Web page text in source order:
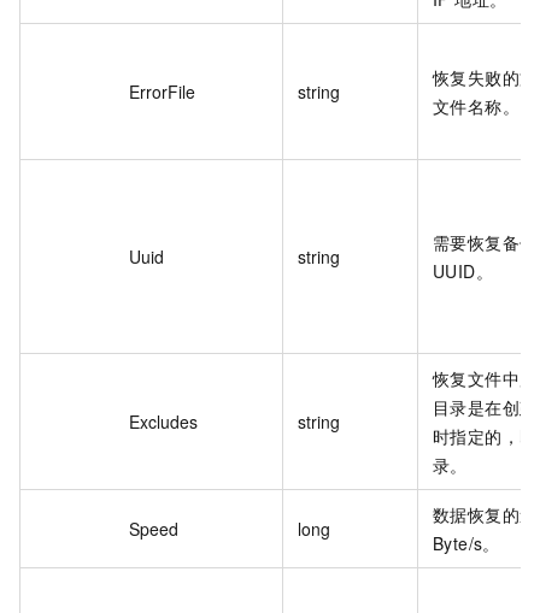
ErrorFile string
恢复失败的
文件名称。
Uuid string
需要恢复备
UUID。
Excludes string
恢复文件中
目录是在创
时指定的，
录。
Speed long
数据恢复的
Byte/s。